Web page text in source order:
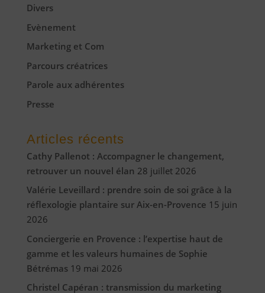
Divers
Evènement
Marketing et Com
Parcours créatrices
Parole aux adhérentes
Presse
Articles récents
Cathy Pallenot : Accompagner le changement,
retrouver un nouvel élan 28 juillet 2026
Valérie Leveillard : prendre soin de soi grâce à la
réflexologie plantaire sur Aix-en-Provence 15 juin
2026
Conciergerie en Provence : l’expertise haut de
gamme et les valeurs humaines de Sophie
Bétrémas 19 mai 2026
Christel Capéran : transmission du marketing